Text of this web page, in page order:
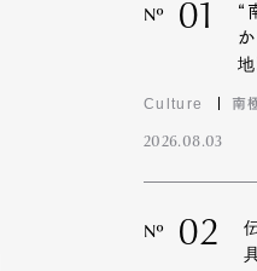
Nº 01
“
Culture 南
2026.08.03
Nº 02